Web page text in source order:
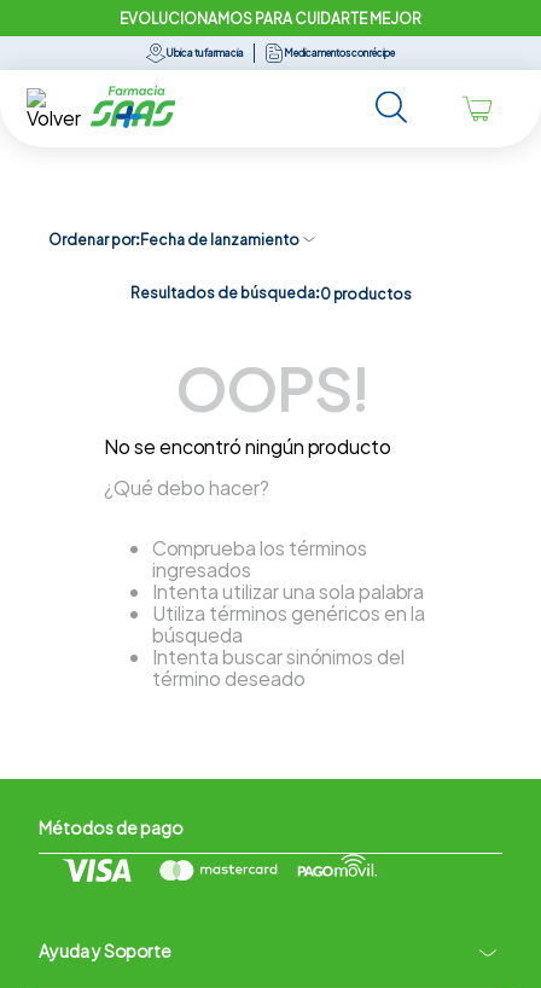
EVOLUCIONAMOS PARA CUIDARTE MEJOR
Ubica tu farmacia Medicamentos con récipe
Ordenar por Fecha de lanzamiento
Resultados de búsqueda:0 productos
OOPS!
No se encontró ningún producto
¿Qué debo hacer?
Comprueba los términos
ingresados
Intenta utilizar una sola palabra
Utiliza términos genéricos en la
búsqueda
Intenta buscar sinónimos del
término deseado
Métodos de pago
Ayuda y Soporte +